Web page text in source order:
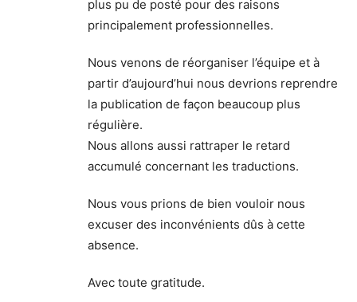
plus pu de posté pour des raisons
principalement professionnelles.
Nous venons de réorganiser l’équipe et à
partir d’aujourd’hui nous devrions reprendre
la publication de façon beaucoup plus
régulière.
Nous allons aussi rattraper le retard
accumulé concernant les traductions.
Nous vous prions de bien vouloir nous
excuser des inconvénients dûs à cette
absence.
Avec toute gratitude.